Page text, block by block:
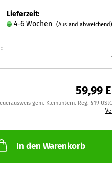
Lieferzeit:
4-6 Wochen
(Ausland abweichend)
59,99
gem. Kleinuntern.-Reg. §19
In den Warenkorb